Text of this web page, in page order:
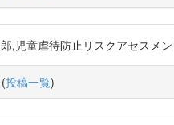
,児童虐待防止リスクアセス
(投稿一覧)